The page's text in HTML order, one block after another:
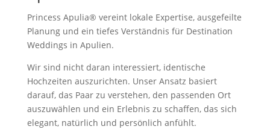
Princess Apulia® vereint lokale Expertise, ausgefeilte
Planung und ein tiefes Verständnis für Destination
Weddings in Apulien.
Wir sind nicht daran interessiert, identische
Hochzeiten auszurichten. Unser Ansatz basiert
darauf, das Paar zu verstehen, den passenden Ort
auszuwählen und ein Erlebnis zu schaffen, das sich
elegant, natürlich und persönlich anfühlt.